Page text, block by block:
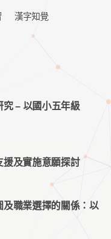
漢字知覺
– 以國小五年級
援及實施意願探討
及職業選擇的關係：以